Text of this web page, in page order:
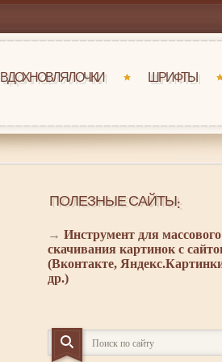
ВДОХНОВЛЯЛОЧКИ ШРИФТЫ
ПОЛЕЗНЫЕ САЙТЫ:
→ Инструмент для массового
скачивания картинок с
(Вконтакте,
др.)